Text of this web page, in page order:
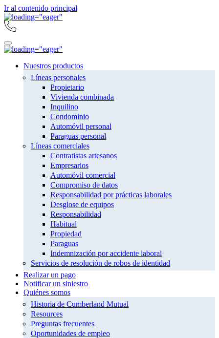
Ir al contenido principal
Nuestros productos
Líneas personales
Propietario
Vivienda combinada
Inquilino
Condominio
Automóvil personal
Paraguas personal
Líneas comerciales
Contratistas artesanos
Empresarios
Automóvil comercial
Compromiso de datos
Responsabilidad por prácticas laborales
Desglose de equipos
Responsabilidad
Habitual
Propiedad
Paraguas
Indemnización por accidente laboral
Servicios de resolución de robos de identidad
Realizar un pago
Notificar un siniestro
Quiénes somos
Historia de Cumberland Mutual
Resources
Preguntas frecuentes
Oportunidades de empleo